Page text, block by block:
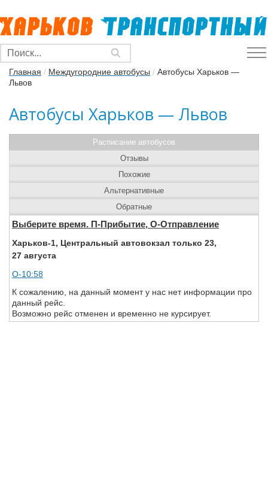
Главная / Междугородние автобусы / Автобусы Харьков —
Львов
Автобусы Харьков — Львов
Расписание автобусов
Выберите время. П-Прибытие, О-Отправление
Харьков-1, Центральный автовокзал только 23,
27 августа
О-10:58
К сожалению, на данный момент у нас нет информации про
данный рейс.
Возможно рейс отменен и временно не курсирует.
Отзывы
Похожие
Альтернативные
Обратные